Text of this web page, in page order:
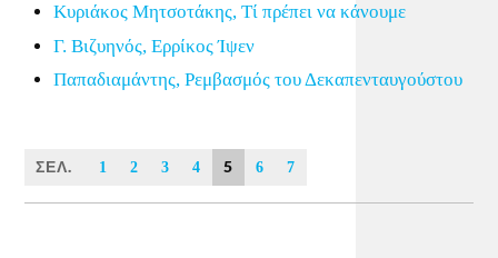
Κυριάκος Μητσοτάκης, Τί πρέπει να κάνουμε
Γ. Βιζυηνός, Ερρίκος Ίψεν
Παπαδιαμάντης, Ρεμβασμός του Δεκαπενταυγούστου
ΣΕΛ. 1 2 3 4 5 6 7